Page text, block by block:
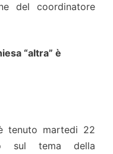
del coordinatore
“altra” è
tenuto martedi 22
sul tema della